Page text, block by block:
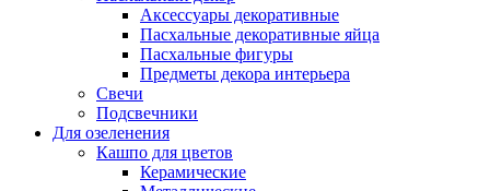
Аксессуары декоративные
Пасхальные декоративные яйца
Пасхальные фигуры
Предметы декора интерьера
Свечи
Подсвечники
Для озеленения
Кашпо для цветов
Керамические